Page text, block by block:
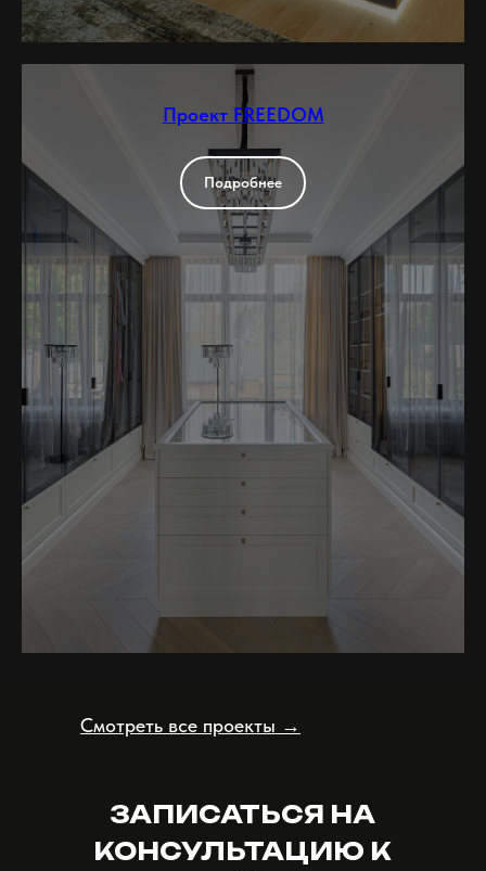
Проект FREEDOM
Подробнее
Подробнее
Смотреть все проекты →
ЗАПИСАТЬСЯ НА
КОНСУЛЬТАЦИЮ К